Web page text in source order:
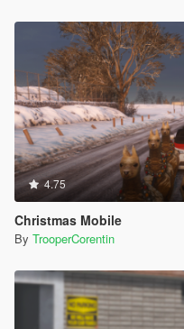
4.75
Christmas Mobile
By TrooperCorentin